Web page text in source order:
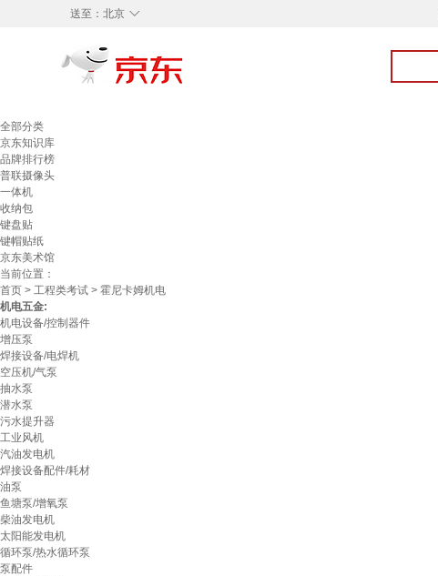
◇
送至： 北京
全部分类
京东知识库
品牌排行榜
普联摄像头
一体机
收纳包
键盘贴
键帽贴纸
京东美术馆
当前位置：
首页 > 工程类考试 > 霍尼卡姆机电
机电五金:
机电设备/控制器件
增压泵
焊接设备/电焊机
空压机/气泵
抽水泵
潜水泵
污水提升器
工业风机
汽油发电机
焊接设备配件/耗材
油泵
鱼塘泵/增氧泵
柴油发电机
太阳能发电机
循环泵/热水循环泵
泵配件